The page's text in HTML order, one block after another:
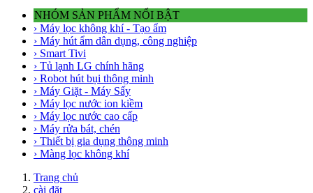
NHÓM SẢN PHẨM NỔI BẬT
› Máy lọc không khí - Tạo ẩm
› Máy hút ẩm dân dụng, công nghiệp
› Smart Tivi
› Tủ lạnh LG chính hãng
› Robot hút bụi thông minh
› Máy Giặt - Máy Sấy
› Máy lọc nước ion kiềm
› Máy lọc nước cao cấp
› Máy rửa bát, chén
› Thiết bị gia dụng thông minh
› Màng lọc không khí
Trang chủ
cài đặt